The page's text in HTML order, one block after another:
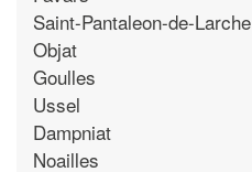
Saint-Pantaleon-de-Larche
Objat
Goulles
Ussel
Dampniat
Noailles